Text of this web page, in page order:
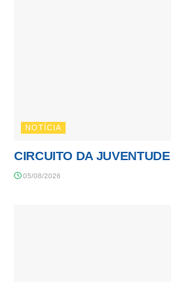
NOTÍCIA
CIRCUITO DA JUVENTUDE
05/08/2026